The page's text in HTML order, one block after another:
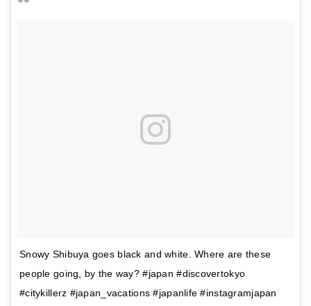
Snowy Shibuya goes black and white. Where are these
people going, by the way? #japan #discovertokyo
#citykillerz #japan_vacations #japanlife #instagramjapan